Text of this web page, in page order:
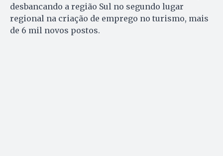
desbancando a região Sul no segundo lugar
regional na criação de emprego no turismo, mais
de 6 mil novos postos.